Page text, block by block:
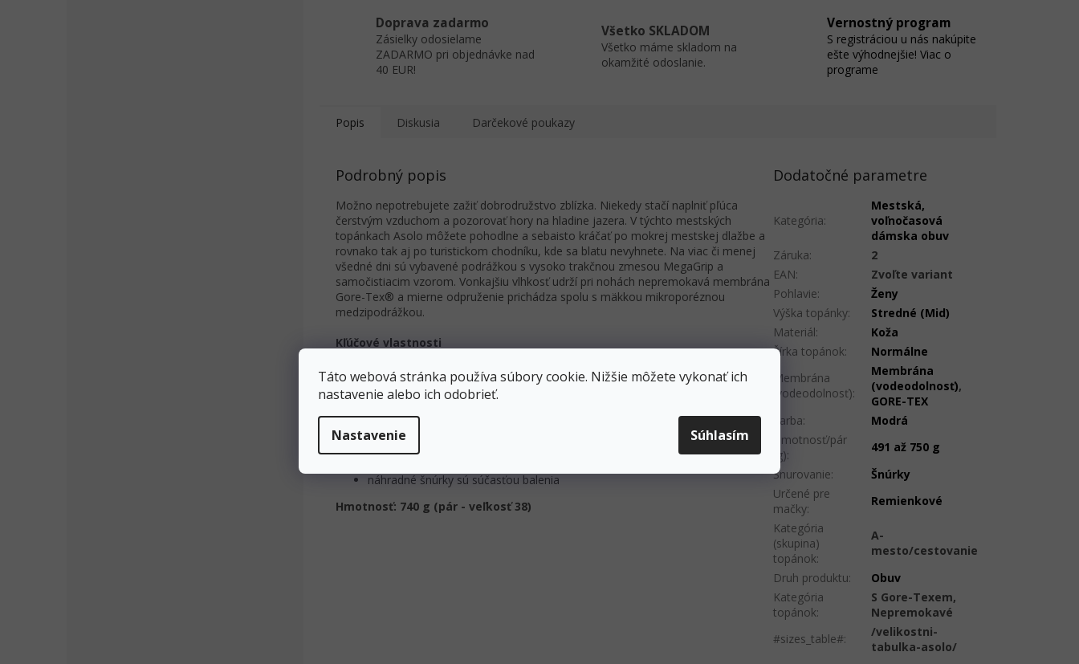
Táto webová stránka používa súbory cookie. Nižšie môžete vykonať ich
nastavenie alebo ich odobrieť.
Nastavenie Súhlasím
Doprava zadarmo
Zásielky odosielame
ZADARMO pri objednávke nad
40 EUR!
Všetko SKLADOM
Všetko máme skladom na
okamžité odoslanie.
Vernostný program
S registráciou u nás nakúpite
ešte výhodnejšie! Viac o
programe
Popis Diskusia Darčekové poukazy
Podrobný popis
Možno nepotrebujete zažiť dobrodružstvo zblízka. Niekedy stačí naplniť pľúca
čerstvým vzduchom a pozorovať hory na hladine jazera. V týchto mestských
topánkach Asolo môžete pohodlne a sebaisto kráčať po mokrej mestskej dlažbe a
rovnako tak aj po turistickom chodníku, kde sa blatu nevyhnete. Na viac či menej
všedné dni sú vybavené podrážkou s vysoko trakčnou zmesou MegaGrip a
samočistiacim vzorom. Vonkajšiu vlhkosť udrží pri nohách nepremokavá membrána
Gore-Tex® a mierne odpruženie prichádza spolu s mäkkou mikroporéznou
medzipodrážkou.
Kľúčové vlastnosti
Zvršok: 1,3 - 1,5 mm vodeodolný mäkký nubuk
Membrána: Gore-Tex® Comfort s recyklovanou polyesterovou kožušinou
Podrážka: Asolo/Vibram s priľnavou zmesou MegaGrip
Medzipodrážka: mikroporézna EVA
Stielka: anatomická
Mäkký kožený golier
náhradné šnúrky sú súčasťou balenia
Hmotnosť: 740 g (pár - veľkosť 38)
Dodatočné parametre
Kategória:
Mestská,
voľnočasová
dámska obuv
Záruka:
2
EAN:
Zvoľte variant
Pohlavie:
Ženy
Výška topánky:
Stredné (Mid)
Materiál:
Koža
Šírka topánok:
Normálne
Membrána
(vodeodolnosť):
Membrána
(vodeodolnosť),
GORE-TEX
Farba:
Modrá
Hmotnosť/pár
(g):
491 až 750 g
Šnurovanie:
Šnúrky
Určené pre
mačky:
Remienkové
Kategória
(skupina)
topánok:
A-
mesto/cestovanie
Druh produktu:
Obuv
Kategória
topánok:
S Gore-Texem,
Nepremokavé
#sizes_table#:
/velikostni-
tabulka-asolo/